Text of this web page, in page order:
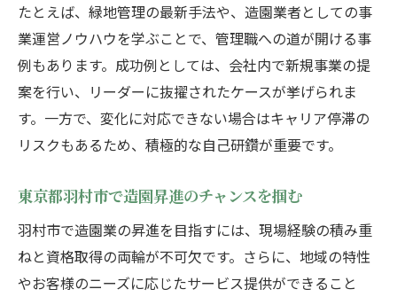
たとえば、緑地管理の最新手法や、造園業者としての事
業運営ノウハウを学ぶことで、管理職への道が開ける事
例もあります。成功例としては、会社内で新規事業の提
案を行い、リーダーに抜擢されたケースが挙げられま
す。一方で、変化に対応できない場合はキャリア停滞の
リスクもあるため、積極的な自己研鑽が重要です。
東京都羽村市で造園昇進のチャンスを掴む
羽村市で造園業の昇進を目指すには、現場経験の積み重
ねと資格取得の両輪が不可欠です。さらに、地域の特性
やお客様のニーズに応じたサービス提供ができること